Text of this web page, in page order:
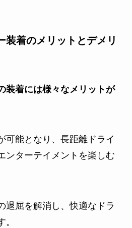
装着のメリットとデメリ
装着には様々なメリットが
可能となり、長距離ドライ
ンターテイメントを楽しむ
退屈を解消し、快適なドラ